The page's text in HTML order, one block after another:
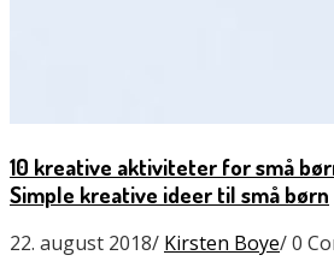
10 kreative aktiviteter for små
Simple kreative ideer til små børn
22. august 2018/ Kirsten Boye/0